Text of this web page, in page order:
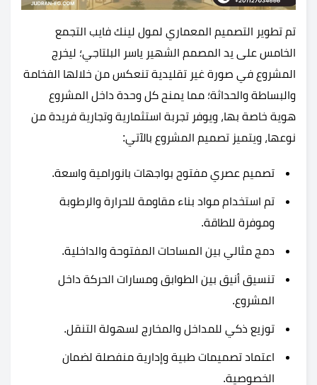
تم تطوير التصميم المعماري لمول لينك فايب التجمع
الخامس على يد المصمم الشهير ياسر البلتاجي؛ ليخرج
المشروع في صورة غير تقليدية تنعكس من خلالها الفخامة
والبساطة والحداثة؛ مما يمنح كل وحدة داخل المشروع
هوية خاصة بها، ويوفر تجربة استثمارية وتجارية فريدة من
نوعها، ويتميز تصميم المشروع بالآتي:
تصميم عصري مفتوح بواجهات بانورامية واسعة.
تم استخدام مواد بناء مقاومة للحرارة والرطوبة
وموفرة للطاقة.
دمج مثالي بين المساحات المفتوحة والداخلية.
تنسيق أنيق بين الطوابق ومسارات الحركة داخل
المشروع.
توزيع ذكي للمداخل والمخارج لسهولة التنقل.
اعتماد تصميمات طبية وإدارية منفصلة لضمان
الخصوصية.